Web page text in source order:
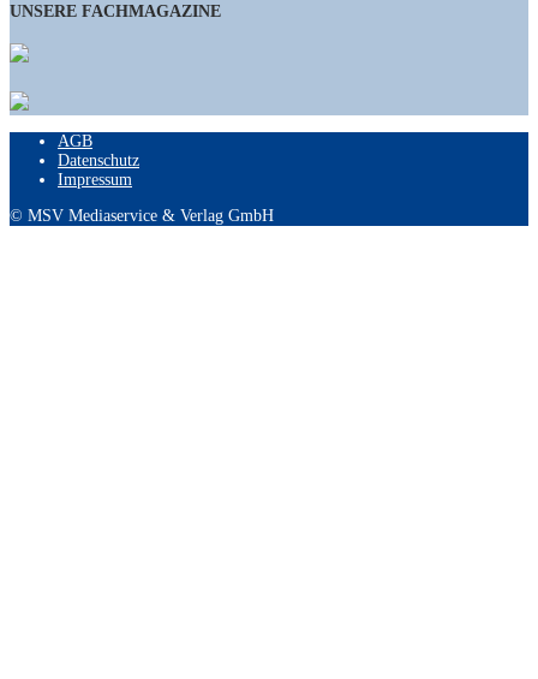
UNSERE FACHMAGAZINE
AGB
Datenschutz
Impressum
© MSV Mediaservice & Verlag GmbH